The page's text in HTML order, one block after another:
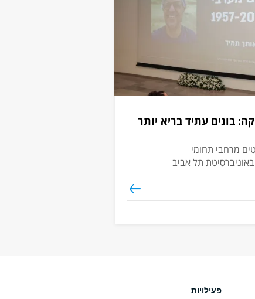
בונים עתיד בריא יותר
מרחבי תחומי
תל אביב
פעילויות